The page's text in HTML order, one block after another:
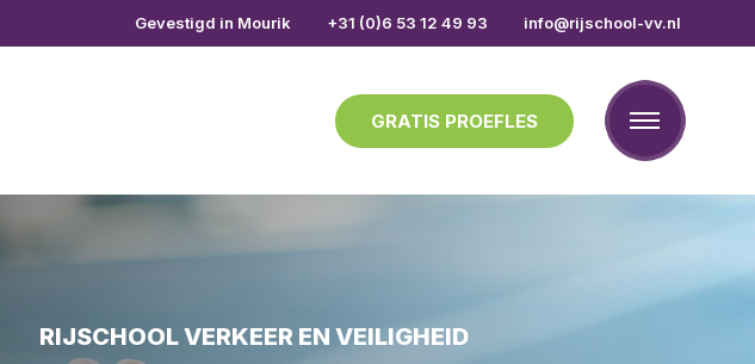
Gevestigd in Mourik +31 (0)6 53 12 49 93 info@rijschool-vv.nl
GRATIS PROEFLES
RIJSCHOOL VERKEER EN VEILIGHEID